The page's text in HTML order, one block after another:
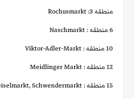
منطقه 3: Rochusmarkt
6 منطقه : Naschmarkt
10 منطقه : Viktor-Adler-Markt
12 منطقه : Meidlinger Markt
15 منطقه : Meiselmarkt, Schwendermarkt